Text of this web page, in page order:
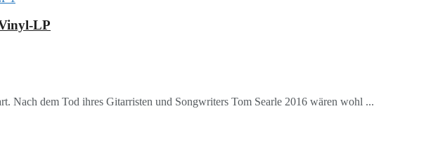
LP
Nach dem Tod ihres Gitarristen und Songwriters Tom Searle 2016 wären wohl ...